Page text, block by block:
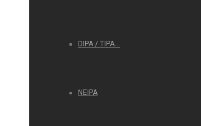
DIPA / TIPA…
NEIPA